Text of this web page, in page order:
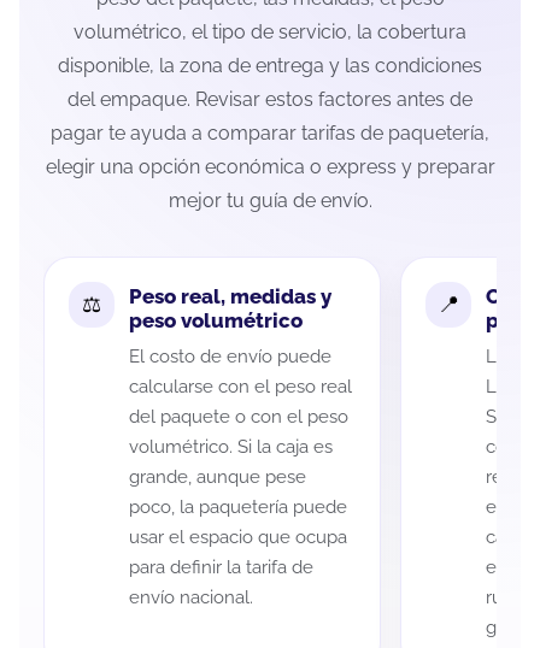
volumétrico, el tipo de servicio, la cobertura
disponible, la zona de entrega y las condiciones
del empaque. Revisar estos factores antes de
pagar te ayuda a comparar tarifas de paquetería,
elegir una opción económica o express y preparar
mejor tu guía de envío.
Peso real, medidas y
peso volumétrico
El costo de envío puede
calcularse con el peso real
del paquete o con el peso
volumétrico. Si la caja es
grande, aunque pese
poco, la paquetería puede
usar el espacio que ocupa
para definir la tarifa de
envío nacional.
La
León
cada
es
ruta
guía